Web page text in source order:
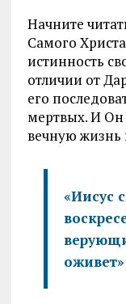
Начните
Самого
истинность
отличии от
его
мертвых. И Он
вечную жизнь
«Иисус